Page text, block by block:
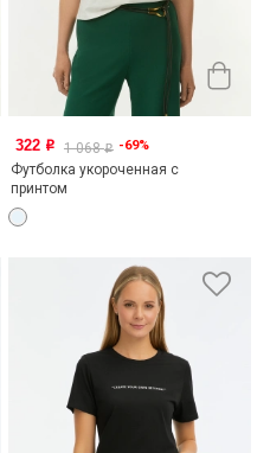
322 o 1 068o -69%
Футболка укороченная с
принтом